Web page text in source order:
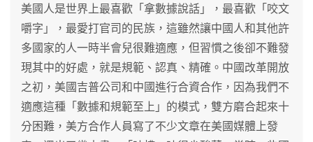
美國人是世界上最喜歡「拿數據說話」，最喜歡「咬文
嚼字」，最愛打官司的民族，這雖然讓中國人和其他許
多國家的人一時半會兒很難適應，但習慣之後卻不難發
現其中的好處，就是規範、認真、精確。中國改革開放
之初，美國吉普公司和中國進行合資合作，因為我們不
適應這種「數據和規範至上」的模式，雙方磨合起來十
分困難，美方合作人員寫了不少文章在美國媒體上發